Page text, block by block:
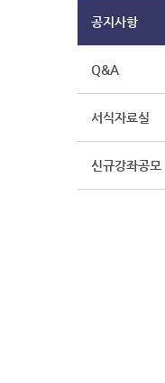
공지사항
Q&A
서식자료실
신규강좌공모